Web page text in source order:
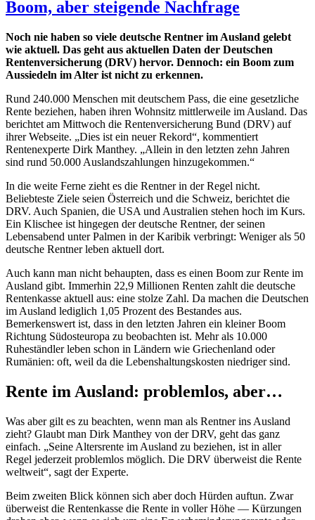
Boom, aber steigende Nachfrage
Noch nie haben so viele deutsche Rentner im Ausland gelebt
wie aktuell. Das geht aus aktuellen Daten der Deutschen
Rentenversicherung (DRV) hervor. Dennoch: ein Boom zum
Aussiedeln im Alter ist nicht zu erkennen.
Rund 240.000 Menschen mit deutschem Pass, die eine gesetzliche
Rente beziehen, haben ihren Wohnsitz mittlerweile im Ausland. Das
berichtet am Mittwoch die Rentenversicherung Bund (DRV) auf
ihrer Webseite. „Dies ist ein neuer Rekord“, kommentiert
Rentenexperte Dirk Manthey. „Allein in den letzten zehn Jahren
sind rund 50.000 Auslandszahlungen hinzugekommen.“
In die weite Ferne zieht es die Rentner in der Regel nicht.
Beliebteste Ziele seien Österreich und die Schweiz, berichtet die
DRV. Auch Spanien, die USA und Australien stehen hoch im Kurs.
Ein Klischee ist hingegen der deutsche Rentner, der seinen
Lebensabend unter Palmen in der Karibik verbringt: Weniger als 50
deutsche Rentner leben aktuell dort.
Auch kann man nicht behaupten, dass es einen Boom zur Rente im
Ausland gibt. Immerhin 22,9 Millionen Renten zahlt die deutsche
Rentenkasse aktuell aus: eine stolze Zahl. Da machen die Deutschen
im Ausland lediglich 1,05 Prozent des Bestandes aus.
Bemerkenswert ist, dass in den letzten Jahren ein kleiner Boom
Richtung Südosteuropa zu beobachten ist. Mehr als 10.000
Ruheständler leben schon in Ländern wie Griechenland oder
Rumänien: oft, weil da die Lebenshaltungskosten niedriger sind.
Rente im Ausland: problemlos, aber…
Was aber gilt es zu beachten, wenn man als Rentner ins Ausland
zieht? Glaubt man Dirk Manthey von der DRV, geht das ganz
einfach. „Seine Altersrente im Ausland zu beziehen, ist in aller
Regel jederzeit problemlos möglich. Die DRV überweist die Rente
weltweit“, sagt der Experte.
Beim zweiten Blick können sich aber doch Hürden auftun. Zwar
überweist die Rentenkasse die Rente in voller Höhe — Kürzungen